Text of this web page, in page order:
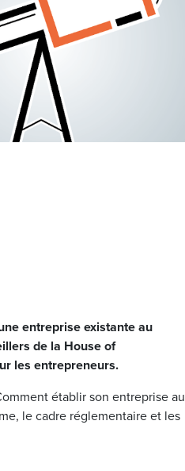
entreprise existante au
de la House of
les entrepreneurs.
établir son entreprise au
le cadre réglementaire et les